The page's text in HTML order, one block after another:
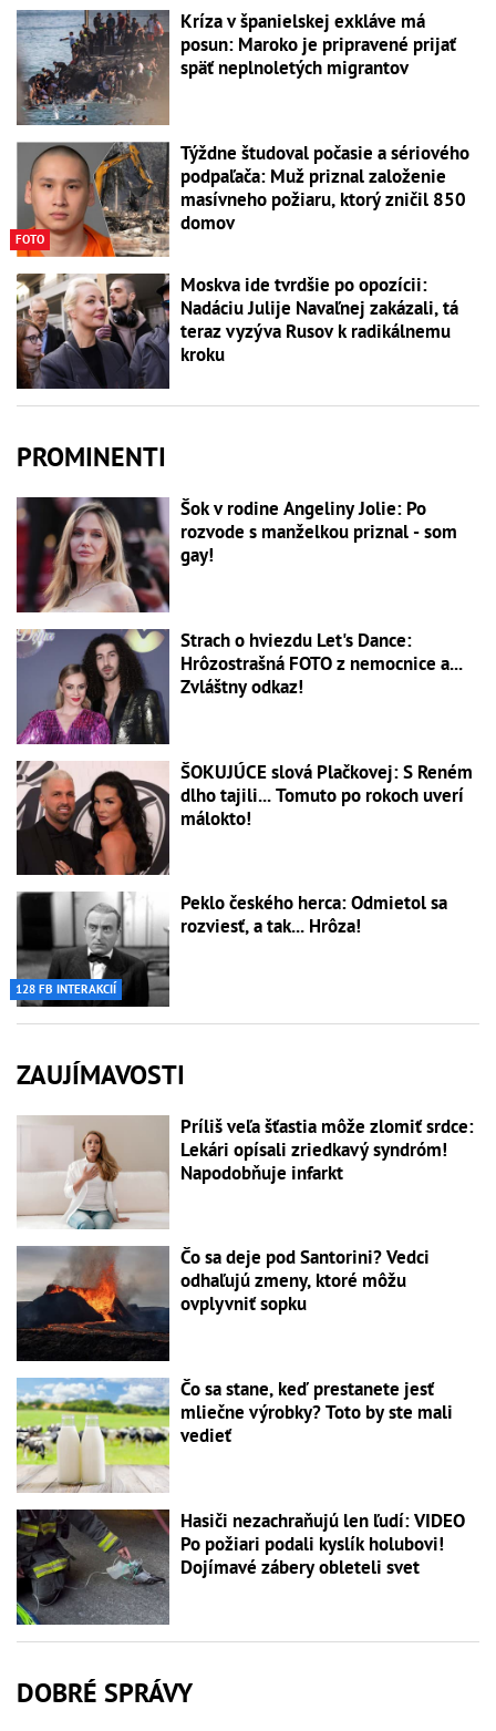
Kríza v španielskej exkláve má
posun: Maroko je pripravené prijať
späť neplnoletých migrantov
FOTO
Týždne študoval počasie a sériového
podpaľača: Muž priznal založenie
masívneho požiaru, ktorý zničil 850
domov
Moskva ide tvrdšie po opozícii:
Nadáciu Julije Navaľnej zakázali, tá
teraz vyzýva Rusov k radikálnemu
kroku
PROMINENTI
Šok v rodine Angeliny Jolie: Po
rozvode s manželkou priznal - som
gay!
Strach o hviezdu Let's Dance:
Hrôzostrašná FOTO z nemocnice a...
Zvláštny odkaz!
ŠOKUJÚCE slová Plačkovej: S Reném
dlho tajili... Tomuto po rokoch uverí
málokto!
128 FB INTERAKCIÍ
Peklo českého herca: Odmietol sa
rozviesť, a tak... Hrôza!
ZAUJÍMAVOSTI
Príliš veľa šťastia môže zlomiť srdce:
Lekári opísali zriedkavý syndróm!
Napodobňuje infarkt
Čo sa deje pod Santorini? Vedci
odhaľujú zmeny, ktoré môžu
ovplyvniť sopku
Čo sa stane, keď prestanete jesť
mliečne výrobky? Toto by ste mali
vedieť
Hasiči nezachraňujú len ľudí: VIDEO
Po požiari podali kyslík holubovi!
Dojímavé zábery obleteli svet
DOBRÉ SPRÁVY